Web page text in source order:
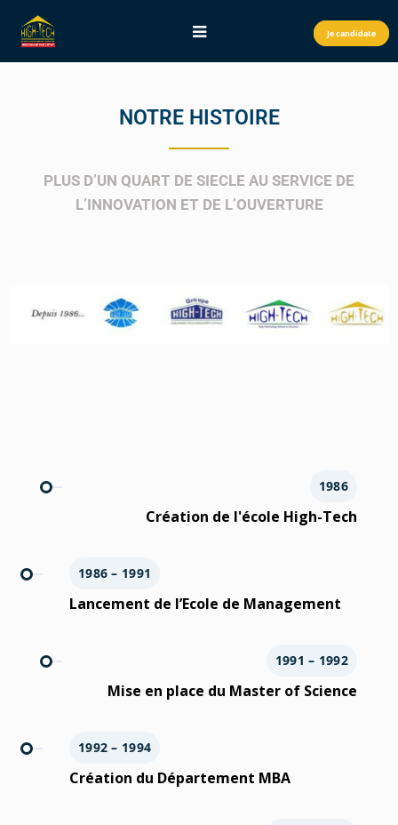
Je candidate
NOTRE HISTOIRE
PLUS D’UN QUART DE SIECLE AU SERVICE DE
L’INNOVATION ET DE L’OUVERTURE
1986
Création de l'école High-Tech
1986 – 1991
Lancement de l’Ecole de Management
1991 – 1992
Mise en place du Master of Science
1992 – 1994
Création du Département MBA